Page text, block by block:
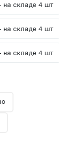
на складе 4 шт
на складе 4 шт
на складе 4 шт